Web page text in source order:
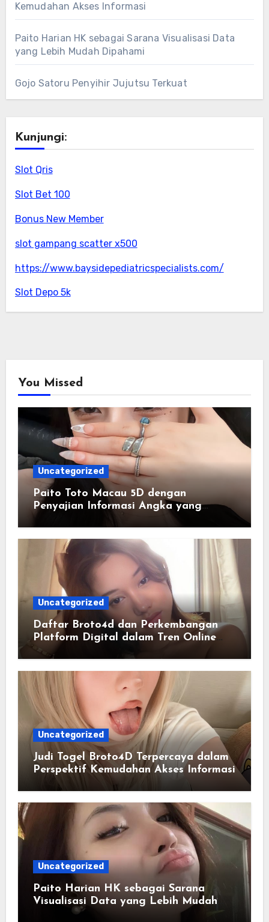
Kemudahan Akses Informasi
Paito Harian HK sebagai Sarana Visualisasi Data
yang Lebih Mudah Dipahami
Gojo Satoru Penyihir Jujutsu Terkuat
Kunjungi:
Slot Qris
Slot Bet 100
Bonus New Member
slot gampang scatter x500
https://www.baysidepediatricspecialists.com/
Slot Depo 5k
You Missed
Uncategorized
Paito Toto Macau 5D dengan
Penyajian Informasi Angka yang
Lengkap dan Terstruktur
Uncategorized
Daftar Broto4d dan Perkembangan
Platform Digital dalam Tren Online
Masa Kini
Uncategorized
Judi Togel Broto4D Terpercaya dalam
Perspektif Kemudahan Akses Informasi
Uncategorized
Paito Harian HK sebagai Sarana
Visualisasi Data yang Lebih Mudah
Dipahami